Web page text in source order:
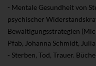
- Mentale Gesundheit von
psychischer
Bewältigungsstrategien
Pfab, Johanna Schmidt,
- Sterben, Tod, Trauer.